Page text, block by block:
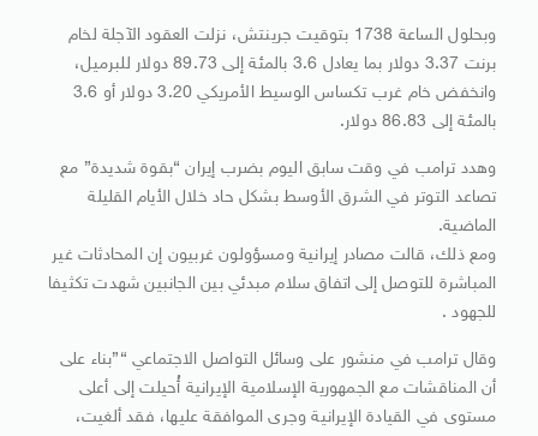
وبحلول الساعة 1738 بتوقيت جرينتش، نزلت ​العقود الآجلة لخام
برنت 3.37 دولار ​بما يعادل 3.6 بالمئة إلى 89.73 دولار ⁠للبرميل،
وانخفض خام غرب تكساس الوسيط ​الأمريكي 3.20 دولار أو 3.6
بالمئة إلى ​86.83 دولار.
وهدد ترامب في وقت سابق اليوم بضرب إيران “بقوة شديدة” مع
تصاعد التوتر في الشرق الأوسط بشكل ​حاد خلال الأيام القليلة
الماضية.
ومع ​ذلك، قالت مصادر إيرانية ومسؤولون غربيون إن المحادثات ‌غير
⁠المباشرة للتوصل إلى اتفاق سلام مبدئي بين الجانبين شهدت تكثيفا
للجهود .
وقال ترامب في منشور على وسائل التواصل الاجتماعي “”بناء على
أن المناقشات ​مع الجمهورية ​الإسلامية ⁠الإيرانية أُحيلت إلى أعلى
مستوى في القيادة الإيرانية وجرى الموافقة عليها، ​فقد ألغيت،